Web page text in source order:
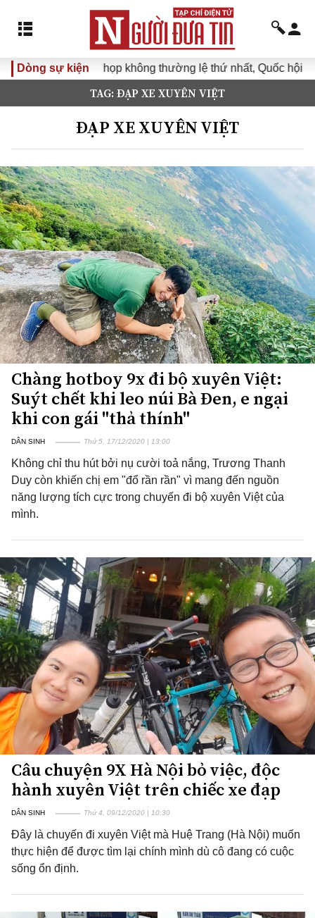
Dòng sự kiệnKỳ họp không thường lệ thứ nhất, Quốc hội khóa
TAG: ĐẠP XE XUYÊN VIỆT
ĐẠP XE XUYÊN VIỆT
Chàng hotboy 9x đi bộ xuyên Việt:
Suýt chết khi leo núi Bà Đen, e ngại
khi con gái "thả thính"
DÂN SINH Thứ 5, 17/12/2020 | 13:00
Không chỉ thu hút bởi nụ cười toả nắng, Trương Thanh
Duy còn khiến chị em "đổ rần rần" vì mang đến nguồn
năng lượng tích cực trong chuyến đi bộ xuyên Việt của
mình.
Câu chuyện 9X Hà Nội bỏ việc, độc
hành xuyên Việt trên chiếc xe đạp
DÂN SINH Thứ 4, 09/12/2020 | 10:30
Đây là chuyến đi xuyên Việt mà Huệ Trang (Hà Nội) muốn
thực hiện để được tìm lại chính mình dù cô đang có cuộc
sống ổn định.